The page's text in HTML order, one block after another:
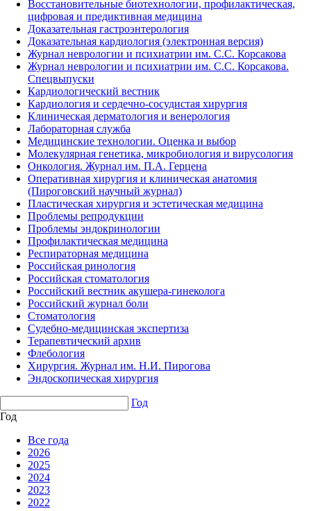
Восстановительные биотехнологии, профилактическая,
цифровая и предиктивная медицина
Доказательная гастроэнтерология
Доказательная кардиология (электронная версия)
Журнал неврологии и психиатрии им. С.С. Корсакова
Журнал неврологии и психиатрии им. С.С. Корсакова.
Спецвыпуски
Кардиологический вестник
Кардиология и сердечно-сосудистая хирургия
Клиническая дерматология и венерология
Лабораторная служба
Медицинские технологии. Оценка и выбор
Молекулярная генетика, микробиология и вирусология
Онкология. Журнал им. П.А. Герцена
Оперативная хирургия и клиническая анатомия
(Пироговский научный журнал)
Пластическая хирургия и эстетическая медицина
Проблемы репродукции
Проблемы эндокринологии
Профилактическая медицина
Респираторная медицина
Российская ринология
Российская стоматология
Российский вестник акушера-гинеколога
Российский журнал боли
Стоматология
Судебно-медицинская экспертиза
Терапевтический архив
Флебология
Хирургия. Журнал им. Н.И. Пирогова
Эндоскопическая хирургия
Год
Год
Все года
2026
2025
2024
2023
2022